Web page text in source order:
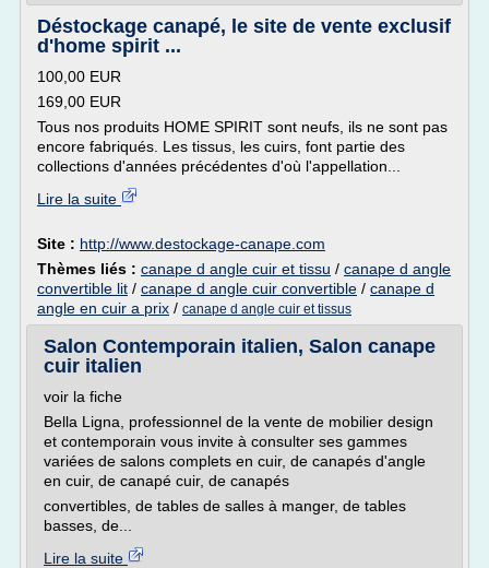
Déstockage canapé, le site de vente exclusif
d'home spirit ...
100,00 EUR
169,00 EUR
Tous nos produits HOME SPIRIT sont neufs, ils ne sont pas
encore fabriqués. Les tissus, les cuirs, font partie des
collections d'années précédentes d'où l'appellation...
Lire la suite
Site : http://www.destockage-canape.com
Thèmes liés : canape d angle cuir et tissu / canape d angle
convertible lit / canape d angle cuir convertible / canape d
angle en cuir a prix / canape d angle cuir et tissus
Salon Contemporain italien, Salon canape
cuir italien
voir la fiche
Bella Ligna, professionnel de la vente de mobilier design
et contemporain vous invite à consulter ses gammes
variées de salons complets en cuir, de canapés d'angle
en cuir, de canapé cuir, de canapés
convertibles, de tables de salles à manger, de tables
basses, de...
Lire la suite